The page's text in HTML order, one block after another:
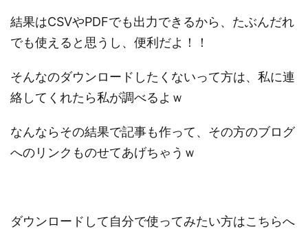
結果はCSVやPDFでも出力できるから、たぶんだれ
でも使えると思うし、便利だよ！！
そんなのダウンロードしたくないって方は、私に連
絡してくれたら私が調べるよｗ
なんならその結果で記事も作って、その方のブログ
へのリンクものせてあげちゃうｗ
ダウンロードして自分で使ってみたい方はこちらへ